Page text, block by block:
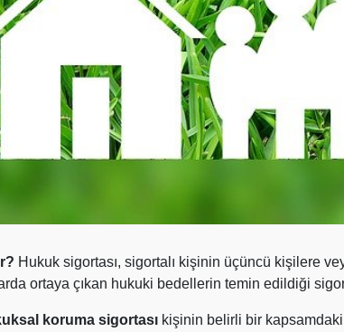
Hukuk sigortası, sigortalı kişinin üçüncü kişilere
ortaya çıkan hukuki bedellerin temin edildiği
koruma sigortası kişinin belirli bir